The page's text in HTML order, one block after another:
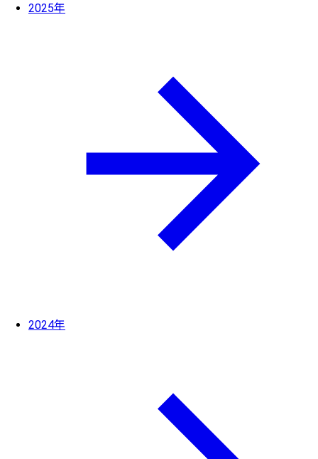
2025年
2024年